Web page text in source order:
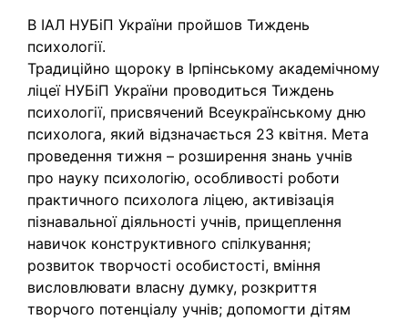
В ІАЛ НУБіП України пройшов Тиждень
психології.
Традиційно щороку в Ірпінському академічному
ліцеї НУБіП України проводиться Тиждень
психології, присвячений Всеукраїнському дню
психолога, який відзначається 23 квітня. Мета
проведення тижня – розширення знань учнів
про науку психологію, особливості роботи
практичного психолога ліцею, активізація
пізнавальної діяльності учнів, прищеплення
навичок конструктивного спілкування;
розвиток творчості особистості, вміння
висловлювати власну думку, розкриття
творчого потенціалу учнів; допомогти дітям